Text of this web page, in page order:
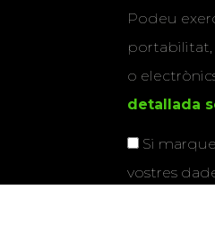
Podeu
portabilitat,
o
detallada
Si
vostres